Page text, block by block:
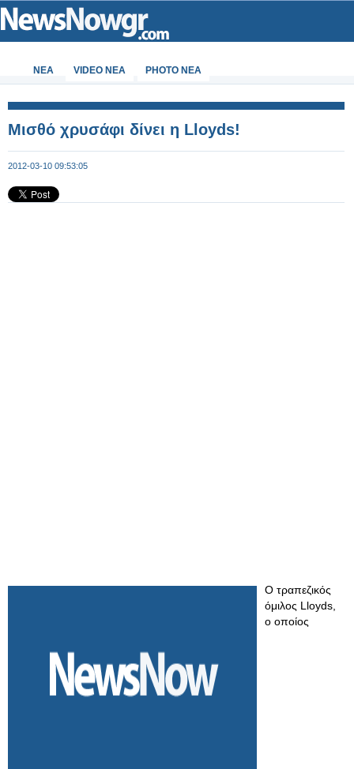
ΝΕΑ VIDEO NEA PHOTO NEA
Μισθό χρυσάφι δίνει η Lloyds!
2012-03-10 09:53:05
Ο τραπεζικός
όμιλος Lloyds,
ο οποίος